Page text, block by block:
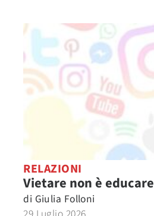
RELAZIONI
Vietare non è educare
di Giulia Folloni